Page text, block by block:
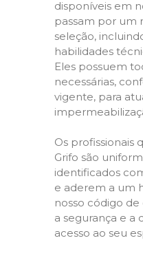
disponíveis em
passam por um
seleção,
habilidades
Eles possuem
necessárias,
vigente, para
Os profissionais
Grifo são
identificados
e aderem a um
nosso código
a segurança e a
acesso ao seu